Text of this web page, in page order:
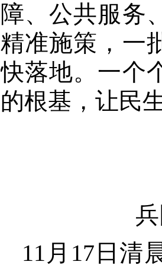
障、公共服务
精准施策，一
快落地。一个
的根基，让民
11月17日清